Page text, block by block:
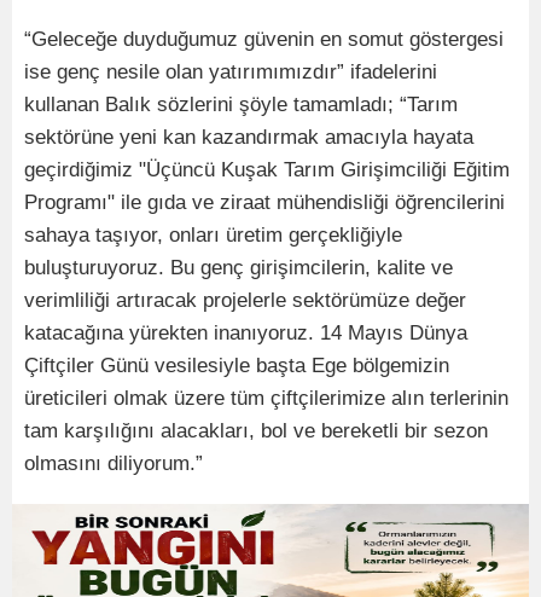
“Geleceğe duyduğumuz güvenin en somut göstergesi
ise genç nesile olan yatırımımızdır” ifadelerini
kullanan Balık sözlerini şöyle tamamladı; “Tarım
sektörüne yeni kan kazandırmak amacıyla hayata
geçirdiğimiz "Üçüncü Kuşak Tarım Girişimciliği Eğitim
Programı" ile gıda ve ziraat mühendisliği öğrencilerini
sahaya taşıyor, onları üretim gerçekliğiyle
buluşturuyoruz. Bu genç girişimcilerin, kalite ve
verimliliği artıracak projelerle sektörümüze değer
katacağına yürekten inanıyoruz. 14 Mayıs Dünya
Çiftçiler Günü vesilesiyle başta Ege bölgemizin
üreticileri olmak üzere tüm çiftçilerimize alın terlerinin
tam karşılığını alacakları, bol ve bereketli bir sezon
olmasını diliyorum.”